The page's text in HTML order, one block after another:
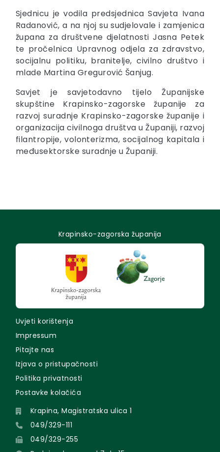
Sjednicu je vodila predsjednica Savjeta Ivana
Radanović, a na njoj su sudjelovale i zamjenica
župana za društvene djelatnosti Jasna Petek
te pročelnica Upravnog odjela za zdravstvo,
socijalnu politiku, branitelje, civilno društvo i
mlade Martina Gregurović Šanjug.
Savjet je savjetodavno tijelo Županijske
skupštine Krapinsko-zagorske županije za
razvoj suradnje Krapinsko-zagorske županije i
organizacija civilnoga društva u Županiji, razvoj
filantropije, volonterizma, socijalnog kapitala i
međusektorske suradnje u Županiji.
Krapinsko-zagorska županija
Uvjeti korištenja
Impressum
Pitajte nas
Izjava o pristupačnosti
Politika privatnosti
Postavke kolačića
Krapina, Magistratska ulica 1
049/329-111
049/329-255